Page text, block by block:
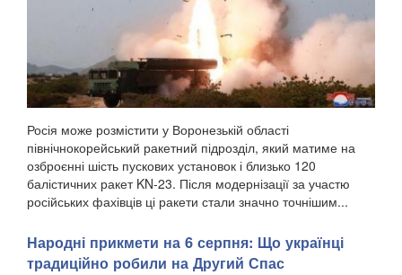
Росія може розмістити у Воронезькій області
північнокорейський ракетний підрозділ, який матиме на
озброєнні шість пускових установок і близько 120
балістичних ракет KN-23. Після модернізації за участю
російських фахівців ці ракети стали значно точнішим...
Народні прикмети на 6 серпня: Що українці
традиційно робили на Другий Спас